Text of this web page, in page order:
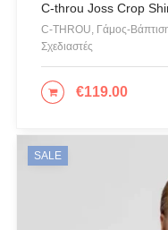
Mint
Orange
White
PRODUCT
C-throu Joss Crop
C-THROU, Γάμος-
Σχεδιαστές
€119.00
ΕΠΙΛΟΓΉ
SALE